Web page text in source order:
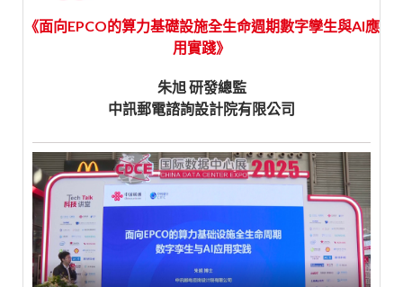
《面向EPCO的算力基礎設施全生命週期數字孿生與AI應
用實踐》
朱旭 研發總監
中訊郵電諮詢設計院有限公司